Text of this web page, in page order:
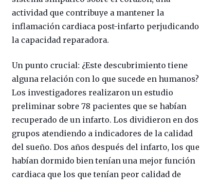
actividad que contribuye a mantener la
inflamación cardiaca post-infarto perjudicando
la capacidad reparadora.
Un punto crucial: ¿Este descubrimiento tiene
alguna relación con lo que sucede en humanos?
Los investigadores realizaron un estudio
preliminar sobre 78 pacientes que se habían
recuperado de un infarto. Los dividieron en dos
grupos atendiendo a indicadores de la calidad
del sueño. Dos años después del infarto, los que
habían dormido bien tenían una mejor función
cardiaca que los que tenían peor calidad de